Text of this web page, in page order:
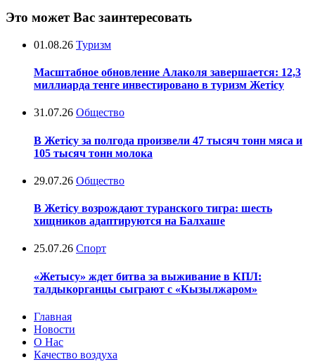
Это может Вас заинтересовать
01.08.26 Туризм
Масштабное обновление Алаколя завершается: 12,3
миллиарда тенге инвестировано в туризм Жетісу
31.07.26 Общество
В Жетісу за полгода произвели 47 тысяч тонн мяса и
105 тысяч тонн молока
29.07.26 Общество
В Жетісу возрождают туранского тигра: шесть
хищников адаптируются на Балхаше
25.07.26 Спорт
«Жетысу» ждет битва за выживание в КПЛ:
талдыкорганцы сыграют с «Кызылжаром»
Главная
Новости
О Нас
Качество воздуха